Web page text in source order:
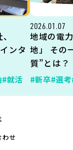
ンタ
#就活
2026.01.07
地域の電
地」 その
質”とは？
#新卒#選考
せ